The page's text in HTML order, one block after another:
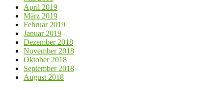
April 2019
März 2019
Februar 2019
Januar 2019
Dezember 2018
November 2018
Oktober 2018
September 2018
August 2018